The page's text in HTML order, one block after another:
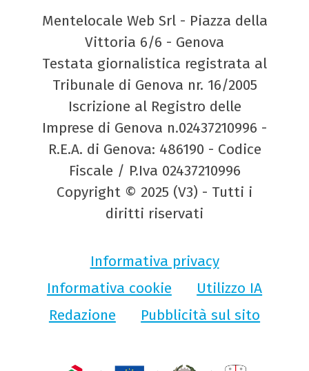
Mentelocale Web Srl - Piazza della
Vittoria 6/6 - Genova
Testata giornalistica registrata al
Tribunale di Genova nr. 16/2005
Iscrizione al Registro delle
Imprese di Genova n.02437210996 -
R.E.A. di Genova: 486190 - Codice
Fiscale / P.Iva 02437210996
Copyright © 2025 (V3) - Tutti i
diritti riservati
Informativa privacy
Informativa cookie
Utilizzo IA
Redazione
Pubblicità sul sito